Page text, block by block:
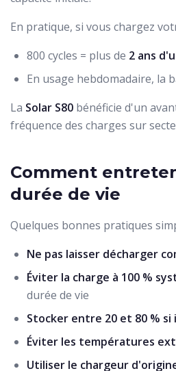
En pratique, si vous chargez
800 cycles = plus de 2 ans
En usage hebdomadaire, la
La Solar S80 bénéficie d'un
fréquence des charges sur
Comment
durée de vie
Quelques bonnes pratiques
Ne pas laisser décharger
Éviter la charge à 100 %
durée de vie
Stocker entre 20 et 80 %
Éviter les températures
Utiliser le chargeur